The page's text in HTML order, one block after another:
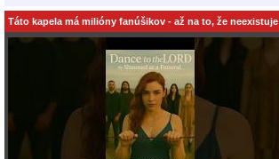
Táto kapela má milióny fanúšikov - až na to, že neexistuje